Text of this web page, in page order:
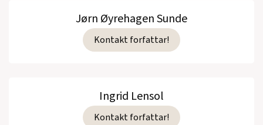
Jørn Øyrehagen Sunde
Kontakt forfattar!
Ingrid Lensol
Kontakt forfattar!